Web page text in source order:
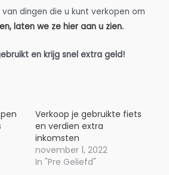
dingen die u kunt verkopen om
laten we ze hier aan u zien.
en krijg snel extra geld!
Verkoop je gebruikte fiets
en verdien extra
inkomsten
november 1, 2022
In "Pre Geliefd"